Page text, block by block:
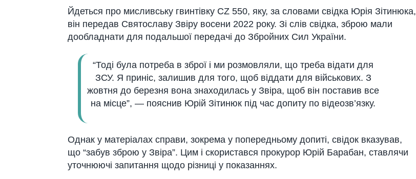
Йдеться про мисливську гвинтівку CZ 550, яку, за словами свідка Юрія Зітинюка,
він передав Святославу Звіру восени 2022 року. Зі слів свідка, зброю мали
дообладнати для подальшої передачі до Збройних Сил України.
“Тоді була потреба в зброї і ми розмовляли, що треба відати для
ЗСУ. Я приніс, залишив для того, щоб віддати для військових. З
жовтня до березня вона знаходилась у Звіра, щоб він поставив все
на місце”, — пояснив Юрій Зітинюк під час допиту по відеозв’язку.
Однак у матеріалах справи, зокрема у попередньому допиті, свідок вказував,
що “забув зброю у Звіра”. Цим і скористався прокурор Юрій Барабан, ставлячи
уточнюючі запитання щодо різниці у показаннях.